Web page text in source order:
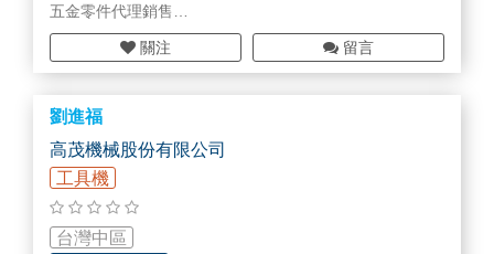
五金零件代理銷售
傳動元件維修校正
機台繪圖設計開發
關注 留言
劉進福
高茂機械股份有限公司
工具機
台灣中區